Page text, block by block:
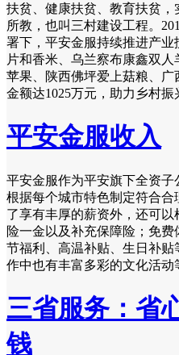
扶贫、健康扶贫、教育扶贫
所教，也叫三村建设工程。
署下，平安金服持续推进产
片和香米、乌兰察布康鑫双
苹果、陕西佛坪爱上菇粮、
金额达1025万元，助力乡村振
平安金服收入
平安金服作为平安旗下全资
根据每个城市特色制定符合
了享有丰厚的薪资外，还可
险一金以及补充保障险；免
节福利、高温补贴、生日补
作中也有丰富多彩的文化活动
三省服务：省
钱